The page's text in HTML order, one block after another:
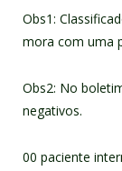
Obs1:
mora com uma
Obs2: No
negativos.
00 paciente